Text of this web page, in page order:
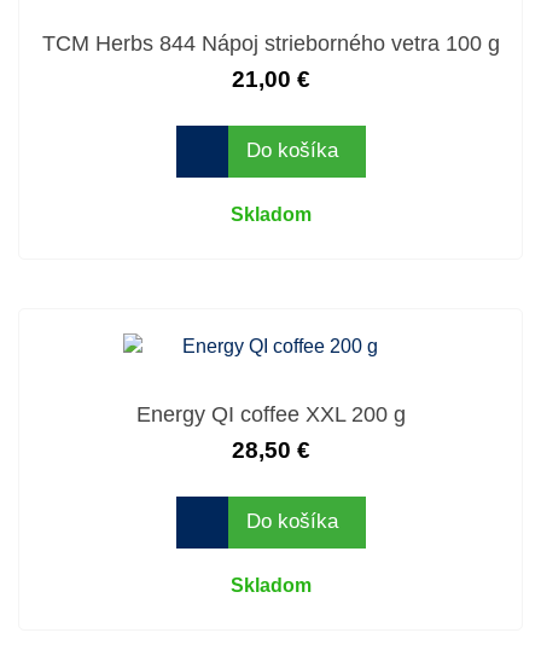
TCM Herbs 844 Nápoj strieborného vetra 100 g
21,00 €
Do košíka
Skladom
Energy QI coffee XXL 200 g
28,50 €
Do košíka
Skladom